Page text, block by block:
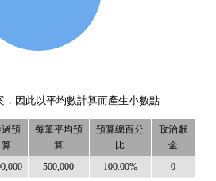
，因此以平均數計算而產生小數點
過預
算
每筆平均預
算
預算總百分
比
政治獻
金
500,000 100.00% 0